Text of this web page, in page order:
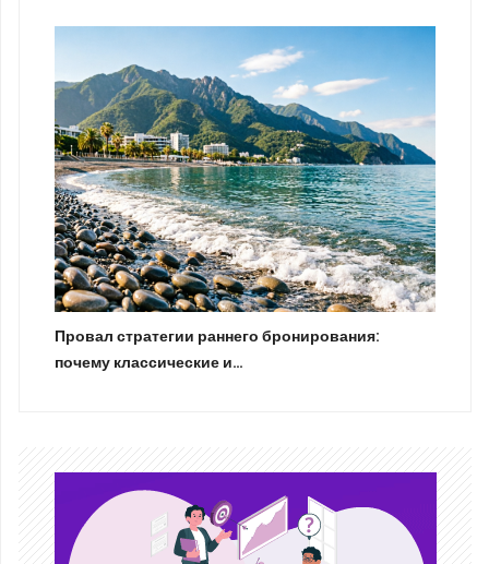
Провал стратегии раннего бронирования:
почему классические и…